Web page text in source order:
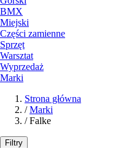
BMX
Miejski
Części zamienne
Sprzęt
Warsztat
Wyprzedaż
Marki
Strona główna
/ Marki
/ Falke
Filtry